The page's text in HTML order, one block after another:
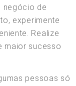
negócio de
experimente
Realize
maior sucesso
pessoas só